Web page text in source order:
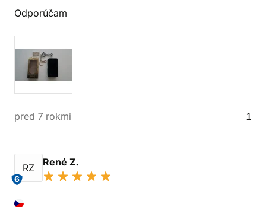
Odporúčam
pred 7 rokmi 1
RZ
6
René Z.